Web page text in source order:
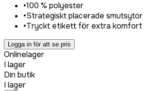
•100 % polyester
•Strategiskt placerade smutsytor
•Tryckt etikett för extra komfort
Logga in för att se pris
Onlinelager
I lager
Din butik
I lager